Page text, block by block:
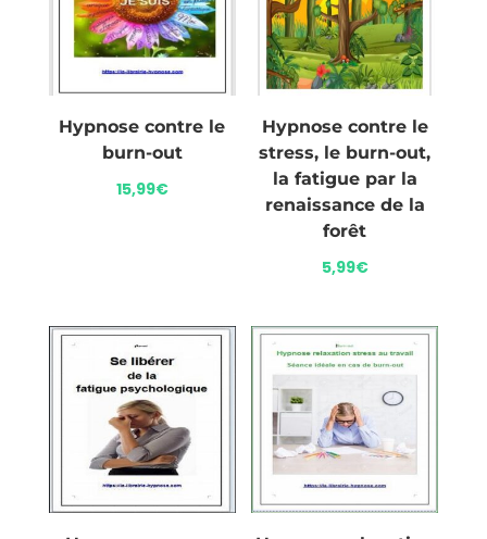
Hypnose contre le
burn-out
15,99€
Hypnose contre le
stress, le burn-out,
la fatigue par la
renaissance de la
forêt
5,99€